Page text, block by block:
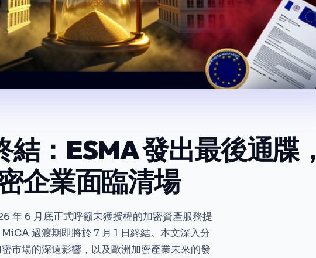
結：ESMA 發出最後通牒，
企業面臨清場
年 6 月底正式呼籲未獲授權的加密資產服務提
過渡期即將於 7 月 1 日終結。本文深入分
市場的深遠影響，以及歐洲加密產業未來的發